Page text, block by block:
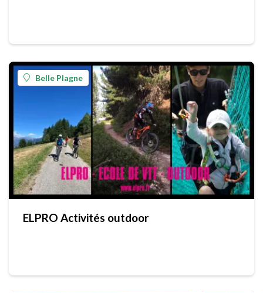
Belle Plagne
ELPRO Activités outdoor